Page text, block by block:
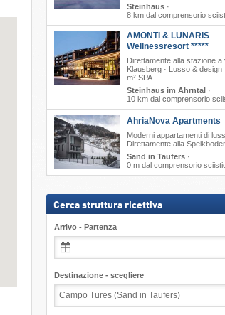
Steinhaus·
8 km dal comprensorio
AMONTI & LUNARIS
Wellnessresort *****
Direttamente alla stazione a
Klausberg · Lusso & design
m² SPA
Steinhaus im Ahrntal·
10 km dal comprensorio
AhriaNova Apartments
Moderni appartamenti di
Direttamente alla
Sand in Taufers·
0 m dal comprensorio
Cerca struttura ricettiva
Arrivo - Partenza
Destinazione - scegliere